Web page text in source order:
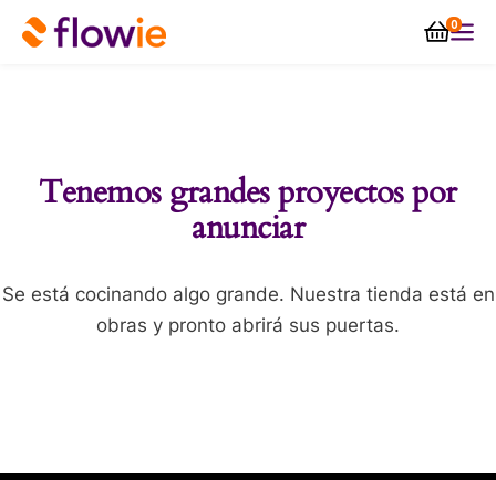
0
Tenemos grandes proyectos por
anunciar
Se está cocinando algo grande. Nuestra tienda está en
obras y pronto abrirá sus puertas.